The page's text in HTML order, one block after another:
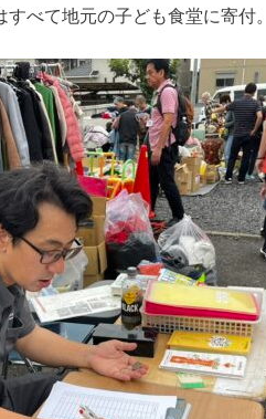
べて地元の子ども食堂に寄付。